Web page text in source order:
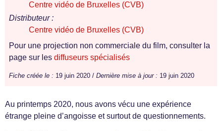
Centre vidéo de Bruxelles (CVB)
Distributeur :
Centre vidéo de Bruxelles (CVB)
Pour une projection non commerciale du film, consulter la
page sur les diffuseurs spécialisés
Fiche créée le : 19 juin 2020 / Dernière mise à jour : 19 juin 2020
Au printemps 2020, nous avons vécu une expérience
étrange pleine d’angoisse et surtout de questionnements.